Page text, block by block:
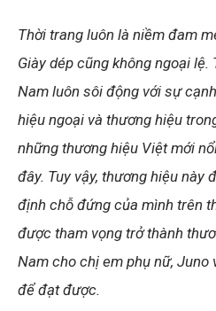
Thời trang luôn là niềm đam
Giày dép cũng không ngoại
Nam luôn sôi động với sự
hiệu ngoại và thương hiệu
những thương hiệu Việt mới
đây. Tuy vậy, thương hiệu này
định chỗ đứng của mình trên
được tham vọng trở thành
Nam cho chị em phụ nữ,
để đạt được.